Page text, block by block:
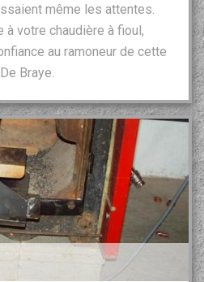
même les attentes.
à votre chaudière à fioul,
au ramoneur de cette
Braye.